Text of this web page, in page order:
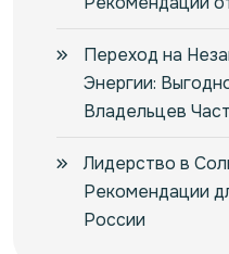
Переход на
Энергии:
Владельцев
Лидерство в
Рекомендации
России